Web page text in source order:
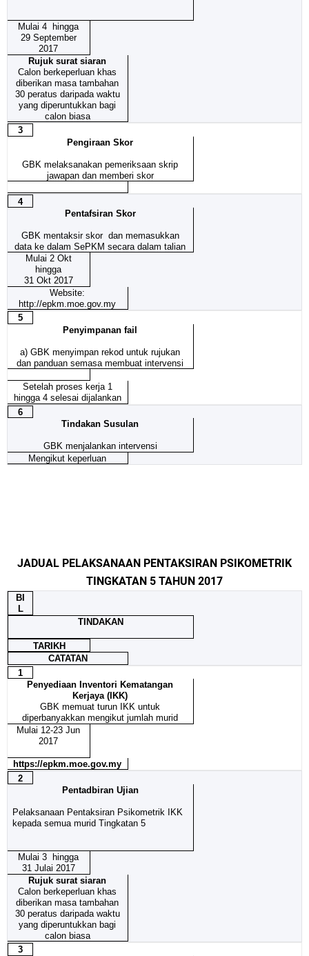
Mulai 4 hingga
29 September
2017
Rujuk surat siaran
Calon berkeperluan khas
diberikan masa tambahan
30 peratus daripada waktu
yang diperuntukkan bagi
calon biasa
3
Pengiraan Skor
GBK melaksanakan pemeriksaan skrip
jawapan dan memberi skor
4
Pentafsiran Skor
GBK mentaksir skor dan memasukkan
data ke dalam SePKM secara dalam talian
Mulai 2 Okt
hingga
31 Okt 2017
Website:
http://epkm.moe.gov.my
5
Penyimpanan fail
a) GBK menyimpan rekod untuk rujukan
dan panduan semasa membuat intervensi
Setelah proses kerja 1
hingga 4 selesai dijalankan
6
Tindakan Susulan
GBK menjalankan intervensi
Mengikut keperluan
JADUAL PELAKSANAAN PENTAKSIRAN PSIKOMETRIK
TINGKATAN 5 TAHUN 2017
BI
L
TINDAKAN
TARIKH
CATATAN
1
Penyediaan Inventori Kematangan
Kerjaya (IKK)
GBK memuat turun IKK untuk
diperbanyakkan mengikut jumlah murid
Mulai 12-23 Jun
2017
https://epkm.moe.gov.my
2
Pentadbiran Ujian
Pelaksanaan Pentaksiran Psikometrik IKK
kepada semua murid Tingkatan 5
Mulai 3 hingga
31 Julai 2017
Rujuk surat siaran
Calon berkeperluan khas
diberikan masa tambahan
30 peratus daripada waktu
yang diperuntukkan bagi
calon biasa
3